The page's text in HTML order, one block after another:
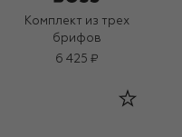
Комплект из трех
брифов
6 425 ₽